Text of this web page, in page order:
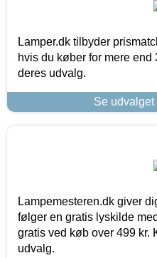
Lamper.dk tilbyder
hvis du køber for mere end
deres udvalg.
Se udvalget
Lampemesteren.dk giver
følger en gratis lyskilde
gratis ved køb over 499 kr.
udvalg.